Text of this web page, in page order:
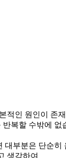
적인 원인이 존
반복할 수밖에 없
대부분은 단순히
생각하여